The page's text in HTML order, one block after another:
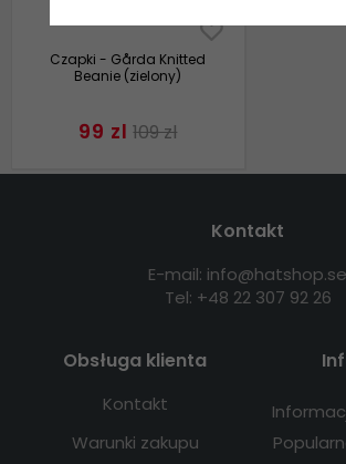
Czapki - Gårda Knitted
Beanie (zielony)
99 zl 109 zl
Kontakt
E-mail: info@hatshop.se
Tel: +48 22 307 92 26
Obsługa klienta
Kontakt
Warunki zakupu